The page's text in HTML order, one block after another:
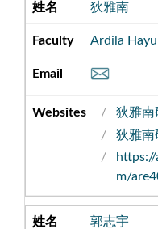
狄雅南
Ardila
狄雅南
狄雅南
m/
郭志宇